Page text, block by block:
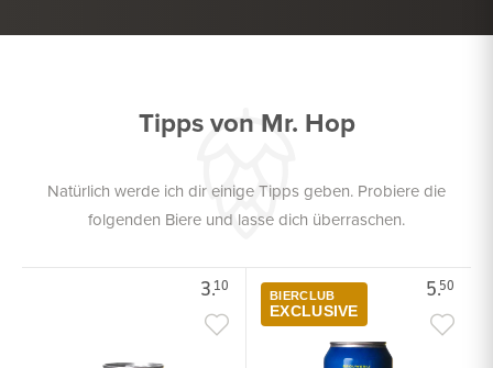
Tipps von Mr. Hop
Natürlich werde ich dir einige Tipps geben. Probiere die
folgenden Biere und lasse dich überraschen.
3.10 5.50
BIERCLUB
EXCLUSIVE